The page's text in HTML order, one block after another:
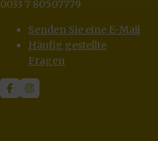
0033 7 80507779
Senden Sie eine E-Mail
Häufig gestellte
Fragen